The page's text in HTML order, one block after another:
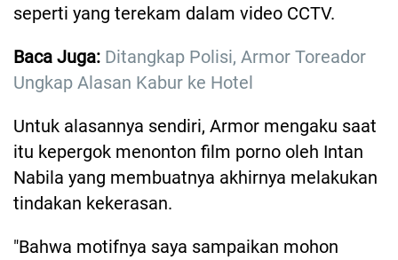
seperti yang terekam dalam video CCTV.
Baca Juga: Ditangkap Polisi, Armor Toreador
Ungkap Alasan Kabur ke Hotel
Untuk alasannya sendiri, Armor mengaku saat
itu kepergok menonton film porno oleh Intan
Nabila yang membuatnya akhirnya melakukan
tindakan kekerasan.
"Bahwa motifnya saya sampaikan mohon